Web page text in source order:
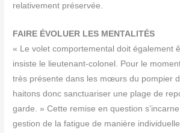
rela­ti­ve­ment préservée.
FAIRE ÉVOLUER LES MENTALITÉS
« Le volet com­por­te­men­tal doit éga­le­ment
insiste le lieu­te­nant-colo­nel. Pour le
très pré­sente dans les mœurs du pom­pier
hai­tons donc sanc­tua­ri­ser une plage de
garde. » Cette remise en ques­tion
ges­tion de la fatigue de manière